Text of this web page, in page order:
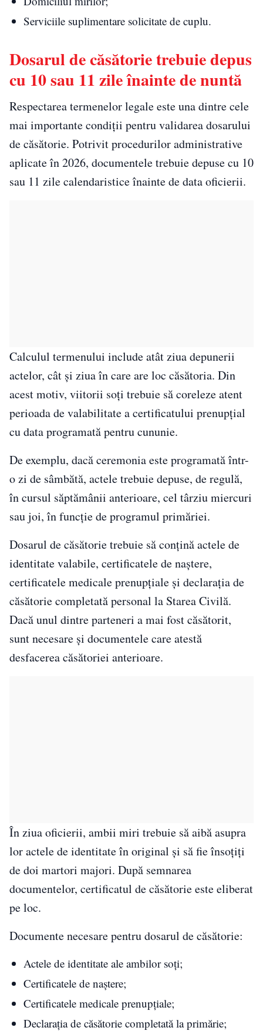
Serviciile suplimentare solicitate de cuplu.
Dosarul de căsătorie trebuie depus
cu 10 sau 11 zile înainte de nuntă
Respectarea termenelor legale este una dintre cele
mai importante condiții pentru validarea dosarului
de căsătorie. Potrivit procedurilor administrative
aplicate în 2026, documentele trebuie depuse cu 10
sau 11 zile calendaristice înainte de data oficierii.
Calculul termenului include atât ziua depunerii
actelor, cât și ziua în care are loc căsătoria. Din
acest motiv, viitorii soți trebuie să coreleze atent
perioada de valabilitate a certificatului prenupțial
cu data programată pentru cununie.
De exemplu, dacă ceremonia este programată într-
o zi de sâmbătă, actele trebuie depuse, de regulă,
în cursul săptămânii anterioare, cel târziu miercuri
sau joi, în funcție de programul primăriei.
Dosarul de căsătorie trebuie să conțină actele de
identitate valabile, certificatele de naștere,
certificatele medicale prenupțiale și declarația de
căsătorie completată personal la Starea Civilă.
Dacă unul dintre parteneri a mai fost căsătorit,
sunt necesare și documentele care atestă
desfacerea căsătoriei anterioare.
În ziua oficierii, ambii miri trebuie să aibă asupra
lor actele de identitate în original și să fie însoțiți
de doi martori majori. După semnarea
documentelor, certificatul de căsătorie este eliberat
pe loc.
Documente necesare pentru dosarul de căsătorie:
Actele de identitate ale ambilor soți;
Certificatele de naștere;
Certificatele medicale prenupțiale;
Declarația de căsătorie completată la primărie;